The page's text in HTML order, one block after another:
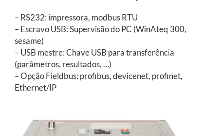
– RS232: impressora, modbus RTU
– Escravo USB: Supervisão do PC (WinAteq 300,
sesame)
– USB mestre: Chave USB para transferência
(parâmetros, resultados, …)
– Opção Fieldbus: profibus, devicenet, profinet,
Ethernet/IP